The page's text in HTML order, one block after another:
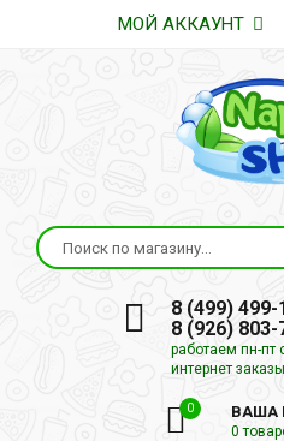
МОЙ АККАУНТ
8 (499) 499-
8 (926) 803-
работаем пн-пт
интернет
0 ВАША
0